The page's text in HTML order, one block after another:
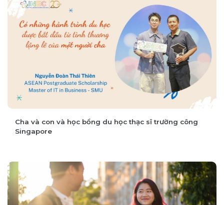
Giấc mơ năm ấy, chúng ta cùng theo đuổi!
Cha và con và học bổng du học thạc sĩ trường công
Singapore